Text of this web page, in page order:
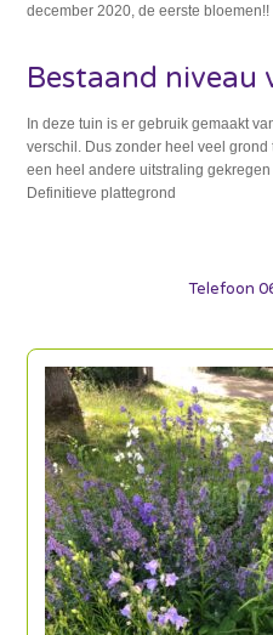
december 2020, de eerste
Bestaand niveau
In deze tuin is er gebruik gemaakt
verschil. Dus zonder heel veel
een heel andere uitstraling
Definitieve plattegrond
Telefoon